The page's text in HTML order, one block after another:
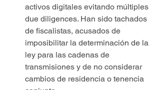
activos digitales evitando múltiples
due diligences. Han sido tachados
de fiscalistas, acusados de
imposibilitar la determinación de la
ley para las cadenas de
transmisiones y de no considerar
cambios de residencia o tenencia